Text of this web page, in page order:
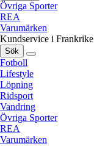
Övriga Sporter
REA
Varumärken
Kundservice i Frankrike
Sök
Fotboll
Lifestyle
Löpning
Ridsport
Vandring
Övriga Sporter
REA
Varumärken